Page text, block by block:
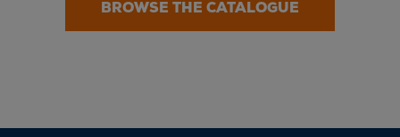
BROWSE THE CATALOGUE